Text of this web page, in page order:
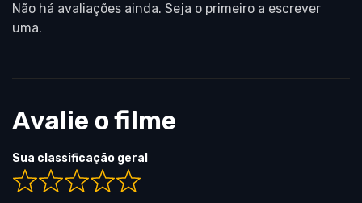
Não há avaliações ainda. Seja o primeiro a escrever
uma.
Avalie o filme
Sua classificação geral